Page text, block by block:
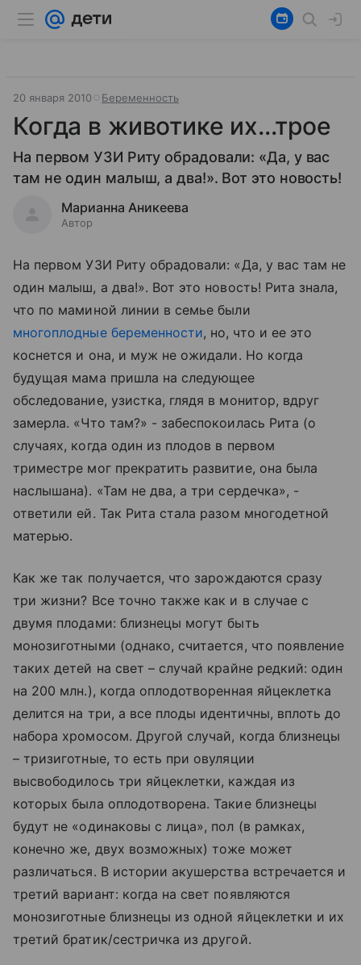
20 января 2010 Беременность
Когда в животике их...трое
На первом УЗИ Риту обрадовали: «Да, у вас
там не один малыш, а два!». Вот это новость!
Марианна Аникеева
Автор
На первом УЗИ Риту обрадовали: «Да, у вас там не
один малыш, а два!». Вот это новость! Рита знала,
что по маминой линии в семье были
многоплодные беременности, но, что и ее это
коснется и она, и муж не ожидали. Но когда
будущая мама пришла на следующее
обследование, узистка, глядя в монитор, вдруг
замерла. «Что там?» - забеспокоилась Рита (о
случаях, когда один из плодов в первом
триместре мог прекратить развитие, она была
наслышана). «Там не два, а три сердечка», -
ответили ей. Так Рита стала разом многодетной
матерью.
Как же так получается, что зарождаются сразу
три жизни? Все точно также как и в случае с
двумя плодами: близнецы могут быть
монозиготными (однако, считается, что появление
таких детей на свет – случай крайне редкий: один
на 200 млн.), когда оплодотворенная яйцеклетка
делится на три, а все плоды идентичны, вплоть до
набора хромосом. Другой случай, когда близнецы
– тризиготные, то есть при овуляции
высвободилось три яйцеклетки, каждая из
которых была оплодотворена. Такие близнецы
будут не «одинаковы с лица», пол (в рамках,
конечно же, двух возможных) тоже может
различаться. В истории акушерства встречается и
третий вариант: когда на свет появляются
монозиготные близнецы из одной яйцеклетки и их
третий братик/сестричка из другой.